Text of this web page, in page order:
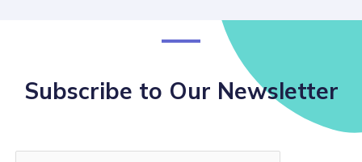
Subscribe to Our Newsletter